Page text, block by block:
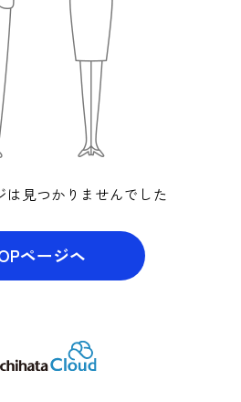
は見つかりませんでした
ページヘ